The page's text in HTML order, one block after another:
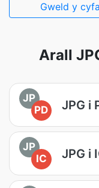
Gweld y
Arall
JP
PD
JPG i
JP
IC
JPG i